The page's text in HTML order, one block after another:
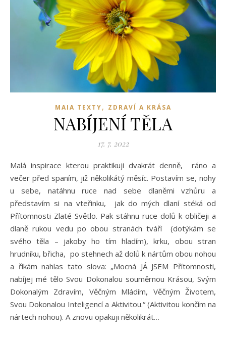
MAIA TEXTY, ZDRAVÍ A KRÁSA
NABÍJENÍ TĚLA
17. 7. 2022
Malá inspirace kterou praktikuji dvakrát denně, ráno a
večer před spaním, již několikátý měsíc. Postavím se, nohy
u sebe, natáhnu ruce nad sebe dlaněmi vzhůru a
představím si na vteřinku, jak do mých dlaní stéká od
Přítomnosti Zlaté Světlo. Pak stáhnu ruce dolů k obličeji a
dlaně rukou vedu po obou stranách tváří (dotýkám se
svého těla – jakoby ho tím hladím), krku, obou stran
hrudníku, břicha, po stehnech až dolů k nártům obou nohou
a říkám nahlas tato slova: „Mocná JÁ JSEM Přítomnosti,
nabíjej mé tělo Svou Dokonalou souměrnou Krásou, Svým
Dokonalým Zdravím, Věčným Mládím, Věčným Životem,
Svou Dokonalou Inteligencí a Aktivitou.“ (Aktivitou končím na
nártech nohou). A znovu opakuji několikrát…